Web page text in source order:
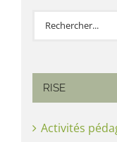
Rechercher:
RISE
Activités